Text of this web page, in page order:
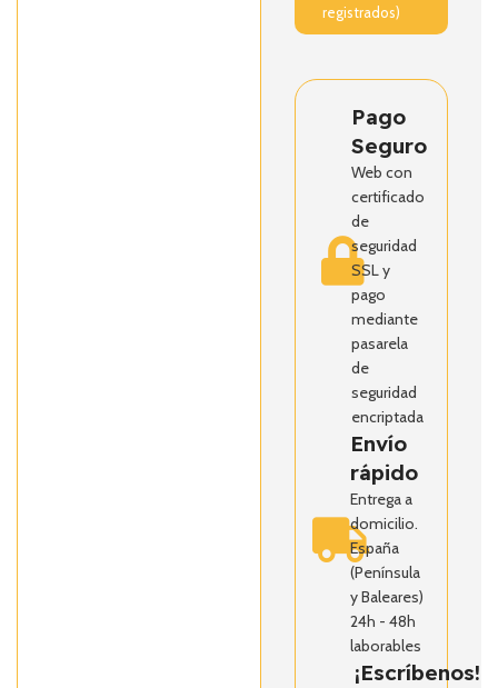
registrados)
Pago
Seguro
Web con
certificado
de
seguridad
SSL y
pago
mediante
pasarela
de
seguridad
encriptada
Envío
rápido
Entrega a
domicilio.
España
(Península
y Baleares)
24h - 48h
laborables
¡Escríbenos!